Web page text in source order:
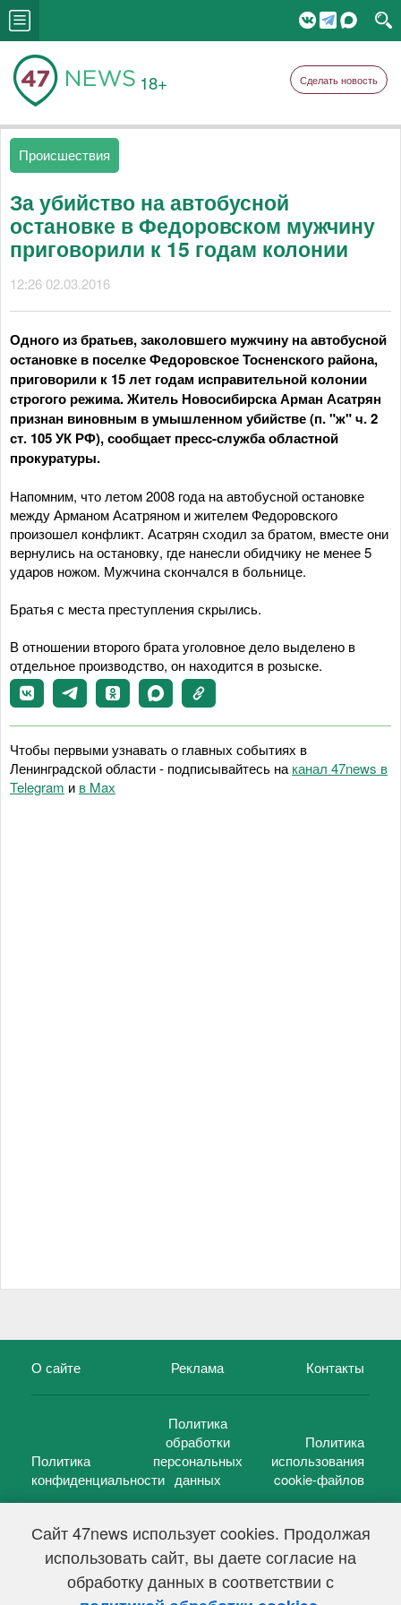
Сайт 47news использует cookies. Продолжая
использовать сайт, вы даете согласие на
обработку данных в соответствии с
18+ Сделать новость
Происшествия
За убийство на автобусной
остановке в Федоровском мужчину
приговорили к 15 годам колонии
12:26 02.03.2016
Одного из братьев, заколовшего мужчину на автобусной
остановке в поселке Федоровское Тосненского района,
приговорили к 15 лет годам исправительной колонии
строгого режима. Житель Новосибирска Арман Асатрян
признан виновным в умышленном убийстве (п. "ж" ч. 2
ст. 105 УК РФ), сообщает пресс-служба областной
прокуратуры.
Напомним, что летом 2008 года на автобусной остановке
между Арманом Асатряном и жителем Федоровского
произошел конфликт. Асатрян сходил за братом, вместе они
вернулись на остановку, где нанесли обидчику не менее 5
ударов ножом. Мужчина скончался в больнице.
Братья с места преступления скрылись.
В отношении второго брата уголовное дело выделено в
отдельное производство, он находится в розыске.
Чтобы первыми узнавать о главных событиях в
Ленинградской области - подписывайтесь на канал 47news в
Telegram и в Maх
О сайте Реклама Контакты
Политика
конфиденциальности
Политика
обработки
персональных
данных
Политика
использования
cookie-файлов
47 новостей (47 news)2005 — 2026 г.
Свидетельство о регистрации СМИ Эл № ФС 77-39848, выдано
Федеральной службой по надзору в сфере связи,